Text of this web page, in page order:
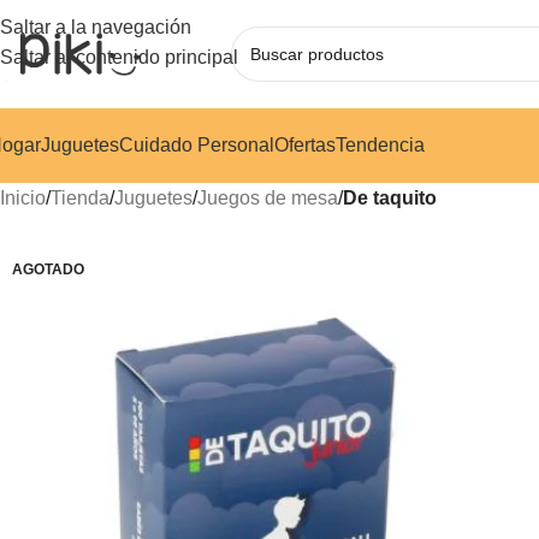
Saltar a la navegación
Saltar al contenido principal
JuguetesCuidado Personal OfertasTendencia
Inicio/Tienda/Juguetes/Juegos de mesa/De taquito
AGOTADO